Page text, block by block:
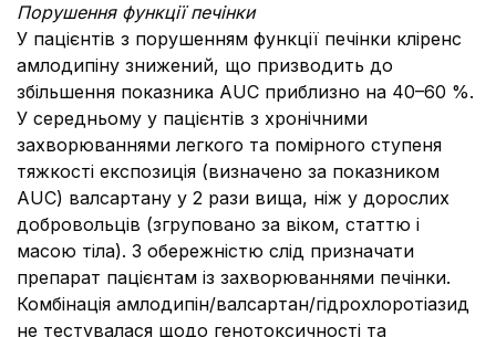
Порушення функції печінки
У пацієнтів з порушенням функції печінки кліренс
амлодипіну знижений, що призводить до
збільшення показника AUC приблизно на 40–60 %.
У середньому у пацієнтів з хронічними
захворюваннями легкого та помірного ступеня
тяжкості експозиція (визначено за показником
AUC) валсартану у 2 рази вища, ніж у дорослих
добровольців (згруповано за віком, статтю і
масою тіла). З обережністю слід призначати
препарат пацієнтам із захворюваннями печінки.
Комбінація амлодипін/валсартан/гідрохлоротіазид
не тестувалася щодо генотоксичності та